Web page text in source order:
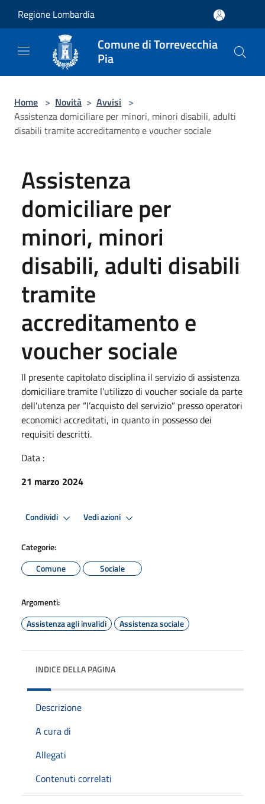
Regione Lombardia
Comune di Torrevecchia
Pia
Home > Novità > Avvisi >
Assistenza domiciliare per minori, minori disabili, adulti
disabili tramite accreditamento e voucher sociale
Assistenza
domiciliare per
minori, minori
disabili, adulti disabili
tramite
accreditamento e
voucher sociale
Il presente capitolato disciplina il servizio di assistenza
domiciliare tramite l’utilizzo di voucher sociale da parte
dell’utenza per “l’acquisto del servizio” presso operatori
economici accreditati, in quanto in possesso dei
requisiti descritti.
Data :
21 marzo 2024
Condividi Vedi azioni
Categorie:
Comune
Sociale
Argomenti:
Assistenza agli invalidi
Assistenza sociale
INDICE DELLA PAGINA
Descrizione
A cura di
Allegati
Contenuti correlati